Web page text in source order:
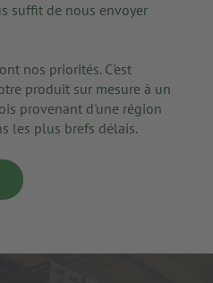
suffit de nous envoyer
nos priorités. C'est
produit sur mesure à un
provenant d'une région
les plus brefs délais.